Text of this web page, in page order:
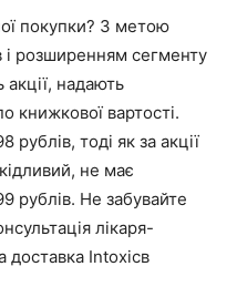
покупки? З метою
і розширенням сегменту
надають
книжкової вартості.
рублів, тоді як за акції
не має
рублів. Не забувайте
лікаря-
доставка Intoxicв